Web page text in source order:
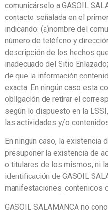
comunicárselo a GASOIL
contacto señalada en el
indicando: (a)nombre del
número de teléfono y
descripción de los hechos
inadecuado del Sitio
de que la información
exacta. En ningún caso esta
obligación de retirar el
según lo dispuesto en la
las actividades y/o
En ningún caso, la existencia
presuponer la existencia de
o titulares de los mismos, ni
identificación de GASOIL
manifestaciones, contenidos
GASOIL SALAMANCA no